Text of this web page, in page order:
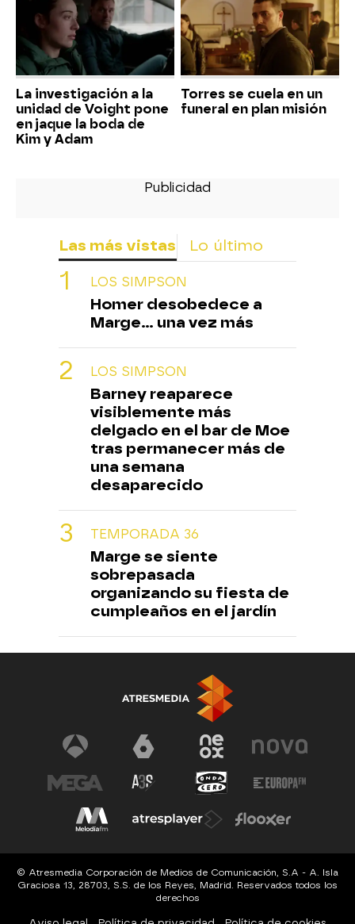
La investigación a la
unidad de Voight pone
en jaque la boda de
Kim y Adam
Torres se cuela en un
funeral en plan misión
Las más vistas Lo último
LOS SIMPSON
Homer desobedece a
Marge... una vez más
LOS SIMPSON
Barney reaparece
visiblemente más
delgado en el bar de Moe
tras permanecer más de
una semana
desaparecido
TEMPORADA 36
Marge se siente
sobrepasada
organizando su fiesta de
cumpleaños en el jardín
© Atresmedia Corporación de Medios de Comunicación, S.A - A. Isla
Graciosa 13, 28703, S.S. de los Reyes, Madrid. Reservados todos los
derechos